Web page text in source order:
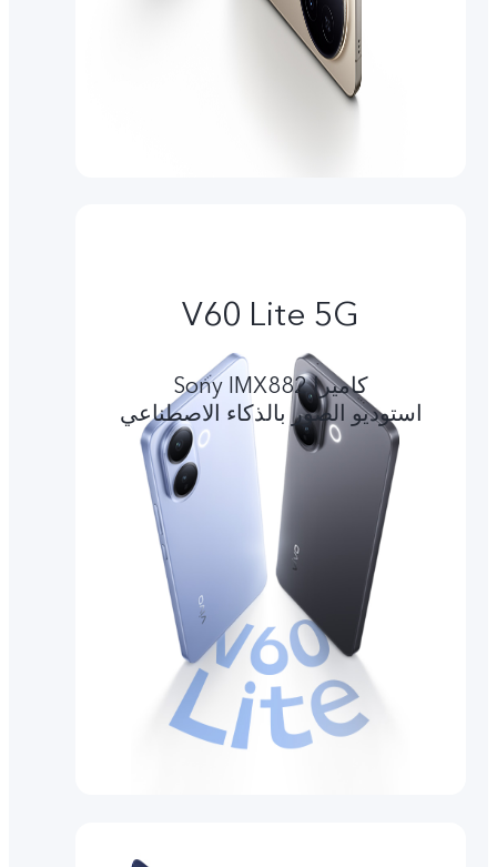
V60 Lite 5G
کامیرا Sony IMX882
استوديو الصور بالذكاء الاصطناعي